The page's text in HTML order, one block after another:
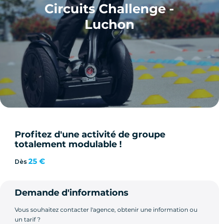
Circuits Challenge -
Luchon
Profitez d'une activité de groupe
totalement modulable !
Dès 25 €
Demande d'informations
Vous souhaitez contacter l'agence, obtenir une information ou
un tarif ?